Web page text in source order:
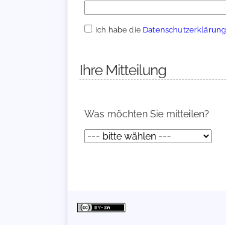
Ich habe die Datenschutzerklärung
Ihre Mitteilung
Was möchten Sie mitteilen?